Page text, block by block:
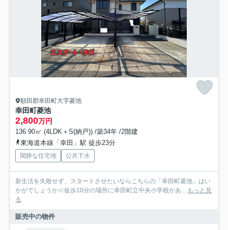
額田郡幸田町大字菱池
幸田町菱池
2,800万円
136.90㎡ (4LDK＋S(納戸)) /築34年 /2階建
東海道本線「幸田」駅 徒歩23分
閑静な住宅地 公共下水
新生活を失敗せず、スタートさせたいならこちらの「幸田町菱池」はい
かがでしょうか☆徒歩10分の場所に幸田町立中央小学校があ... もっと見
る
販売中の物件